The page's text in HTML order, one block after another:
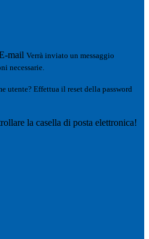
mail Verrà inviato un messaggio
necessarie.
utente? Effettua il reset della password
la casella di posta elettronica!